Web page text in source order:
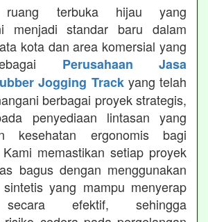
ruang terbuka hijau yang
menjadi standar baru dalam
kota dan area komersial yang
Perusahaan Jasa
Jogging Trackyang telah
berbagai proyek strategis,
penyediaan lintasan yang
kesehatan ergonomis bagi
memastikan setiap proyek
bagus dengan menggunakan
yang mampu menyerap
secara efektif, sehingga